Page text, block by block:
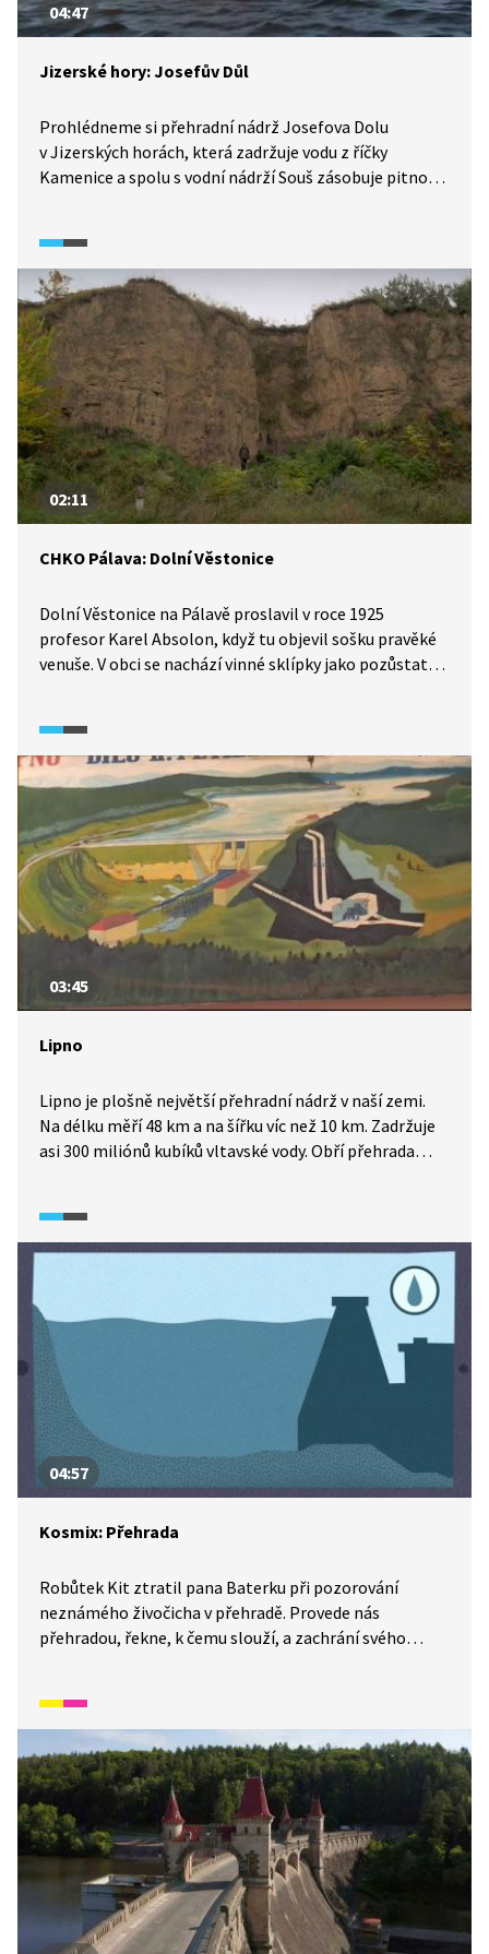
04:47
Jizerské hory: Josefův Důl
Prohlédneme si přehradní nádrž Josefova Dolu
v Jizerských horách, která zadržuje vodu z říčky
Kamenice a spolu s vodní nádrží Souš zásobuje pitnou
o historii osídlování Jizerských hor.
02:11
CHKO Pálava: Dolní Věstonice
Dolní Věstonice na Pálavě proslavil v roce 1925
profesor Karel Absolon, když tu objevil sošku pravěké
venuše. V obci se nachází vinné sklípky jako pozůstatek
národní přírodní památku Kalendář věků. V blízkosti
obce leží přehradní nádrž Nové Mlýny.
03:45
Lipno
Lipno je plošně největší přehradní nádrž v naší zemi.
Na délku měří 48 km a na šířku víc než 10 km. Zadržuje
asi 300 miliónů kubíků vltavské vody. Obří přehrada
ojedinělou v celé Evropě. V současnosti je areál Lipno
celoročně jedním z turisticky nejatraktivnějších cílů
04:57
Kosmix: Přehrada
Robůtek Kit ztratil pana Baterku při pozorování
neznámého živočicha v přehradě. Provede nás
přehradou, řekne, k čemu slouží, a zachrání svého